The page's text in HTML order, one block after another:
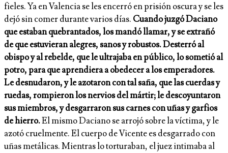
fieles. Ya en Valencia se les encerró en prisión oscura y se les
dejó sin comer durante varios días. Cuando juzgó Daciano
que estaban quebrantados, los mandó llamar, y se extrañó
de que estuvieran alegres, sanos y robustos. Desterró al
obispo y al rebelde, que le ultrajaba en público, lo sometió al
potro, para que aprendiera a obedecer a los emperadores.
Le desnudaron, y le azotaron con tal saña, que las cuerdas y
ruedas, rompieron los nervios del mártir; le descoyuntaron
sus miembros, y desgarraron sus carnes con uñas y garfios
de hierro.El mismo Daciano se arrojó sobre la víctima, y le
azotó cruelmente. El cuerpo de Vicente es desgarrado con
uñas metálicas. Mientras lo torturaban, el juez intimaba al